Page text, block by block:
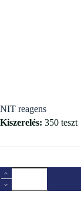
NIT reagens
Kiszerelés: 350 teszt